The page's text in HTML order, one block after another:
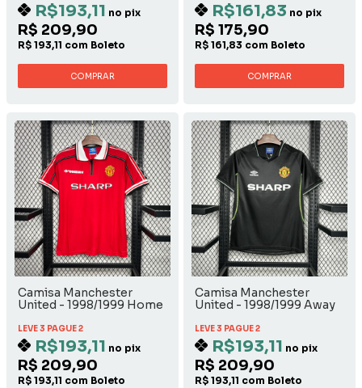
R$193,11 no pix
R$ 209,90
R$ 193,11 com Boleto
COMPRAR
R$161,83 no pix
R$ 175,90
R$ 161,83 com Boleto
COMPRAR
Camisa Manchester
United - 1998/1999 Home
LEVE 3 PAGUE 2
R$193,11 no pix
R$ 209,90
R$ 193,11 com Boleto
Camisa Manchester
United - 1998/1999 Away
LEVE 3 PAGUE 2
R$193,11 no pix
R$ 209,90
R$ 193,11 com Boleto